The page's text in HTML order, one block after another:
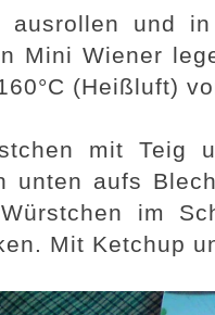
ausrollen und
Mini Wiener
(Heißluft)
mit Teig
unten aufs
im
Mit Ketchup